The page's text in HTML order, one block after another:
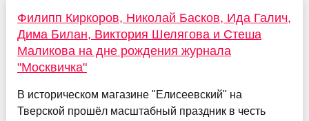
Филипп Киркоров, Николай Басков, Ида Галич,
Дима Билан, Виктория Шелягова и Стеша
Маликова на дне рождения журнала
"Москвичка"
В историческом магазине "Елисеевский" на
Тверской прошёл масштабный праздник в честь